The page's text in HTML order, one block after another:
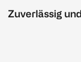
Zuverlässig